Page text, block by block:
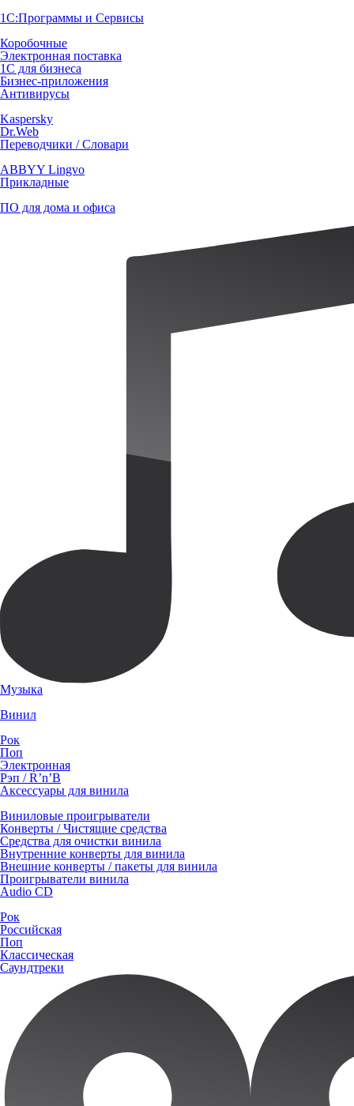
1С:Программы и Сервисы
Коробочные
Электронная поставка
1С для бизнеса
Бизнес-приложения
Антивирусы
Kaspersky
Dr.Web
Переводчики / Словари
ABBYY Lingvo
Прикладные
ПО для дома и офиса
Музыка
Винил
Рок
Поп
Электронная
Рэп / R’n’B
Аксессуары для винила
Виниловые проигрыватели
Конверты / Чистящие средства
Средства для очистки винила
Внутренние конверты для винила
Внешние конверты / пакеты для винила
Проигрыватели винила
Audio CD
Рок
Российская
Поп
Классическая
Саундтреки